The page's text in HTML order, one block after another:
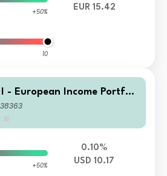
+50%
10
EUR 15.42
I - European Income Portfoli
H Inc
+50%
0.10%
USD 10.17